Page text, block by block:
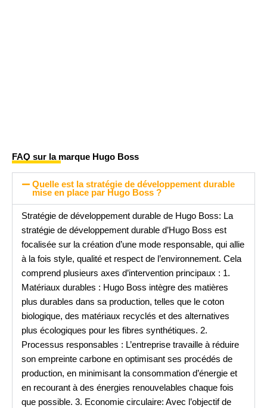
FAQ sur la marque Hugo Boss
Quelle est la stratégie de développement durable
mise en place par Hugo Boss ?
Stratégie de développement durable de Hugo Boss: La
stratégie de développement durable d’Hugo Boss est
focalisée sur la création d’une mode responsable, qui allie
à la fois style, qualité et respect de l’environnement. Cela
comprend plusieurs axes d’intervention principaux : 1.
Matériaux durables : Hugo Boss intègre des matières
plus durables dans sa production, telles que le coton
biologique, des matériaux recyclés et des alternatives
plus écologiques pour les fibres synthétiques. 2.
Processus responsables : L’entreprise travaille à réduire
son empreinte carbone en optimisant ses procédés de
production, en minimisant la consommation d’énergie et
en recourant à des énergies renouvelables chaque fois
que possible. 3. Economie circulaire: Avec l’objectif de